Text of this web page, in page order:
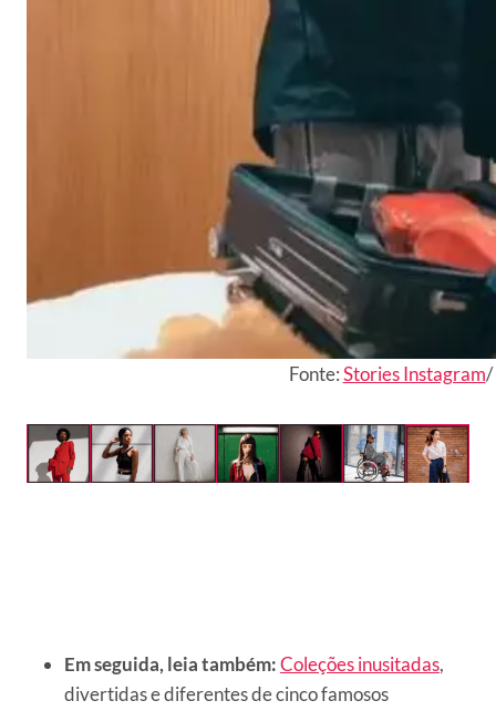
Fonte:Stories Instagram/
Em seguida, leia também:Coleções inusitadas,
divertidas e diferentes de cinco famosos